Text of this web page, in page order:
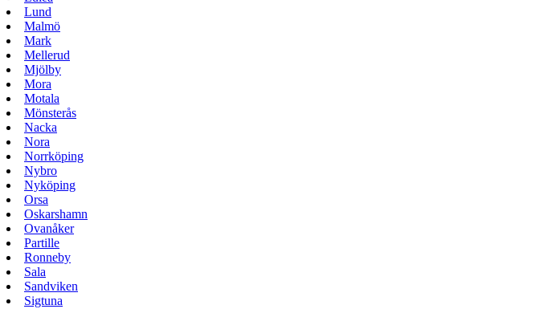
Lund
Malmö
Mark
Mellerud
Mjölby
Mora
Motala
Mönsterås
Nacka
Nora
Norrköping
Nybro
Nyköping
Orsa
Oskarshamn
Ovanåker
Partille
Ronneby
Sala
Sandviken
Sigtuna